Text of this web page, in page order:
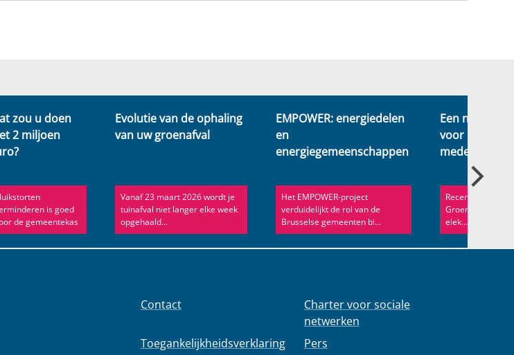
zou u doen
2 miljoen
is goed
de gemeentekas
Evolutie van de ophaling
van uw groenafval
Vanaf 23 maart 2026 wordt je
tuinafval niet langer elke week
opgehaald...
EMPOWER: energiedelen
en
energiegemeenschappen
Het EMPOWER-project
verduidelijkt de rol van de
Brusselse gemeenten bi...
Een nieuw
voor de
medewerkers
Recent heeft de
Groene Ruimtes
elek...
Contact
Toegankelijkheidsverklaring
Charter voor sociale
netwerken
Pers